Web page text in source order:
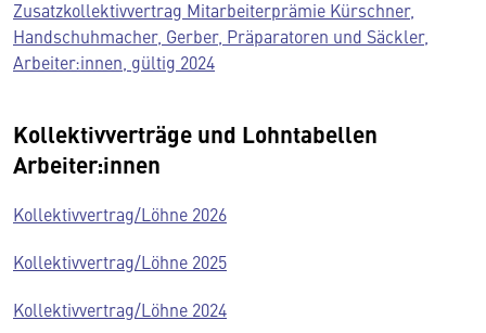
Zusatzkollektivvertrag Mitarbeiterprämie Kürschner,
Handschuhmacher, Gerber, Präparatoren und Säckler,
Arbeiter:innen, gültig 2024
Kollektivverträge und Lohntabellen
Arbeiter:innen
Kollektivvertrag/Löhne 2026
Kollektivvertrag/Löhne 2025
Kollektivvertrag/Löhne 2024